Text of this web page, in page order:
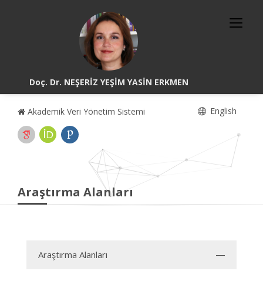
Doç. Dr. NEŞERİZ YEŞİM YASİN ERKMEN
Akademik Veri Yönetim Sistemi English
Araştırma Alanları
Araştırma Alanları